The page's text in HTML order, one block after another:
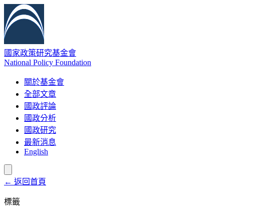
國家政策研究基金會
National Policy Foundation
關於基金會
全部文章
國政評論
國政分析
國政研究
最新消息
English
← 返回首頁
標籤